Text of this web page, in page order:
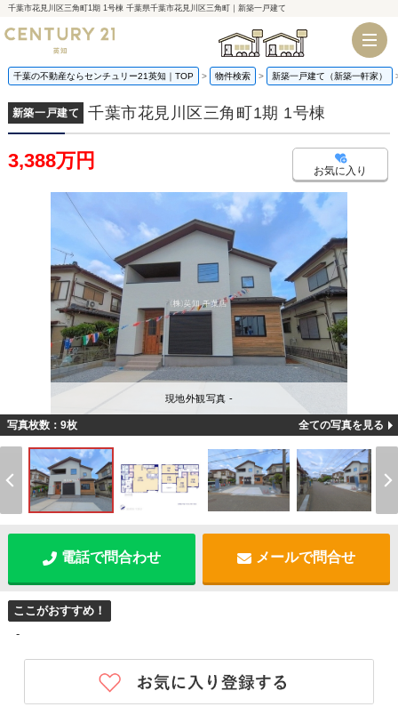
千葉市花見川区三角町1期 1号棟 千葉県千葉市花見川区三角町｜新築一戸建て
千葉店 船橋店
千葉の不動産ならセンチュリー21英知｜TOP 物件検索 新築一戸建て（新築一軒家）
新築一戸建て 千葉市花見川区三角町1期 1号棟
3,388万円 お気に入り
現地外観写真 -
写真枚数：9枚 全ての写真を見る
電話で問合わせ メールで問合せ
ここがおすすめ！
-